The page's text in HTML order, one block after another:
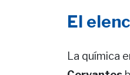
El
La química